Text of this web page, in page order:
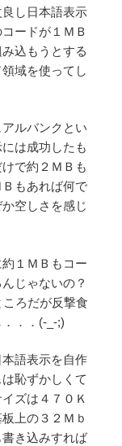
し日本語表示
ードが１ＭＢ
込もうとする
域を使ってし
ルバンクとい
は成功したも
で約２ＭＢも
もあれば何で
空しさを感じ
１ＭＢもコー
じゃないの？
ろだが反撃食
．．(-_-;)
語表示を自作
恥ずかしくて
ズは４７０Ｋ
上の３２Ｍｂ
き込みすれば